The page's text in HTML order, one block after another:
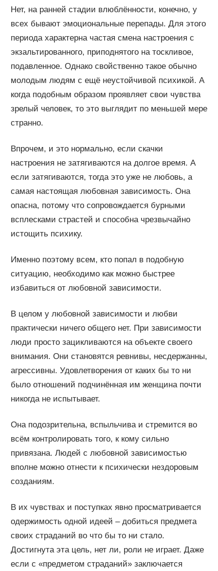
Нет, на ранней стадии влюблённости, конечно, у
всех бывают эмоциональные перепады. Для этого
периода характерна частая смена настроения с
экзальтированного, приподнятого на тоскливое,
подавленное. Однако свойственно такое обычно
молодым людям с ещё неустойчивой психикой. А
когда подобным образом проявляет свои чувства
зрелый человек, то это выглядит по меньшей мере
странно.
Впрочем, и это нормально, если скачки
настроения не затягиваются на долгое время. А
если затягиваются, тогда это уже не любовь, а
самая настоящая любовная зависимость. Она
опасна, потому что сопровождается бурными
всплесками страстей и способна чрезвычайно
истощить психику.
Именно поэтому всем, кто попал в подобную
ситуацию, необходимо как можно быстрее
избавиться от любовной зависимости.
В целом у любовной зависимости и любви
практически ничего общего нет. При зависимости
люди просто зацикливаются на объекте своего
внимания. Они становятся ревнивы, несдержанны,
агрессивны. Удовлетворения от каких бы то ни
было отношений подчинённая им женщина почти
никогда не испытывает.
Она подозрительна, вспыльчива и стремится во
всём контролировать того, к кому сильно
привязана. Людей с любовной зависимостью
вполне можно отнести к психически нездоровым
созданиям.
В их чувствах и поступках явно просматривается
одержимость одной идеей – добиться предмета
своих страданий во что бы то ни стало.
Достигнута эта цель, нет ли, роли не играет. Даже
если с «предметом страданий» заключается